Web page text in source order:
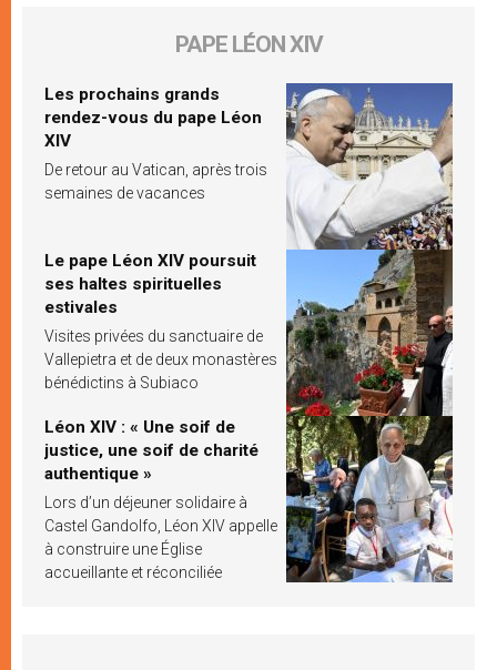
PAPE LÉON XIV
Les prochains grands
rendez-vous du pape Léon
XIV
De retour au Vatican, après trois
semaines de vacances
Le pape Léon XIV poursuit
ses haltes spirituelles
estivales
Visites privées du sanctuaire de
Vallepietra et de deux monastères
bénédictins à Subiaco
Léon XIV : « Une soif de
justice, une soif de charité
authentique »
Lors d’un déjeuner solidaire à
Castel Gandolfo, Léon XIV appelle
à construire une Église
accueillante et réconciliée